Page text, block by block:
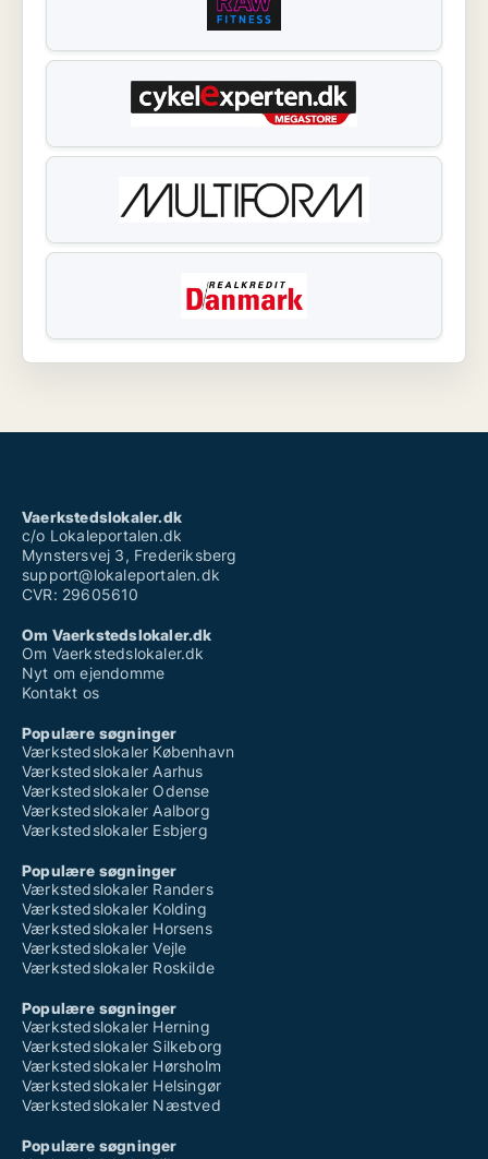
Vaerkstedslokaler.dk
c/o Lokaleportalen.dk
Mynstersvej 3, Frederiksberg
support@lokaleportalen.dk
CVR: 29605610
Om Vaerkstedslokaler.dk
Om Vaerkstedslokaler.dk
Nyt om ejendomme
Kontakt os
Populære søgninger
Værkstedslokaler København
Værkstedslokaler Aarhus
Værkstedslokaler Odense
Værkstedslokaler Aalborg
Værkstedslokaler Esbjerg
Populære søgninger
Værkstedslokaler Randers
Værkstedslokaler Kolding
Værkstedslokaler Horsens
Værkstedslokaler Vejle
Værkstedslokaler Roskilde
Populære søgninger
Værkstedslokaler Herning
Værkstedslokaler Silkeborg
Værkstedslokaler Hørsholm
Værkstedslokaler Helsingør
Værkstedslokaler Næstved
Populære søgninger